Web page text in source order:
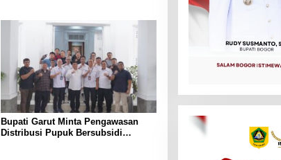
Bupati Garut Minta Pengawasan
Distribusi Pupuk Bersubsidi